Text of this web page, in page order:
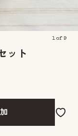
1of 9
ット